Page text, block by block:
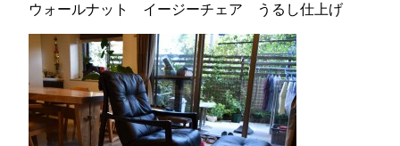
ウォールナット イージーチェア うるし仕上げ